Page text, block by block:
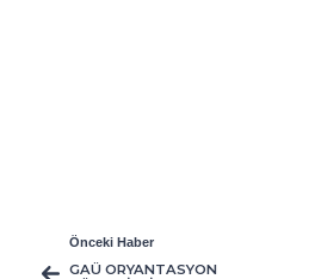
Önceki Haber
GAÜ ORYANTASYON